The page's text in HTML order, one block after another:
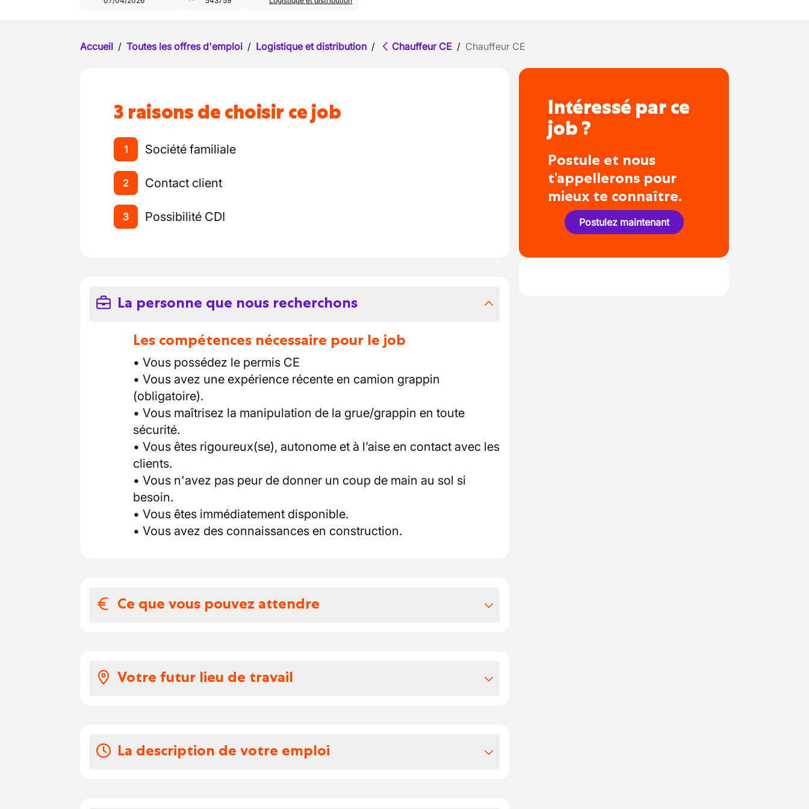
Accueil / Toutes les offres d'emploi / Logistique et distribution / Chauffeur CE / Chauffeur CE
3 raisons de choisir ce job
1 Société familiale
2 Contact client
3 Possibilité CDI
La personne que nous recherchons
Les compétences nécessaire pour le job
• Vous possédez le permis CE
• Vous avez une expérience récente en camion grappin
(obligatoire).
• Vous maîtrisez la manipulation de la grue/grappin en toute
sécurité.
• Vous êtes rigoureux(se), autonome et à l’aise en contact avec les
clients.
• Vous n'avez pas peur de donner un coup de main au sol si
besoin.
• Vous êtes immédiatement disponible.
• Vous avez des connaissances en construction.
Ce que vous pouvez attendre
Chèques repas : 8€/jour
Votre futur lieu de travail
La description de votre emploi
Intéressé par ce
job ?
Postule et nous
t’appellerons pour
mieux te connaître.
Postulez maintenant